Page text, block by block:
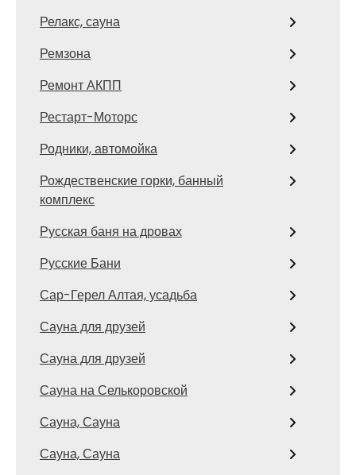
Релакс, сауна
Ремзона
Ремонт АКПП
Рестарт-Моторс
Родники, автомойка
Рождественские горки, банный
комплекс
Русская баня на дровах
Русские Бани
Сар-Герел Алтая, усадьба
Сауна для друзей
Сауна для друзей
Сауна на Селькоровской
Сауна, Сауна
Сауна, Сауна